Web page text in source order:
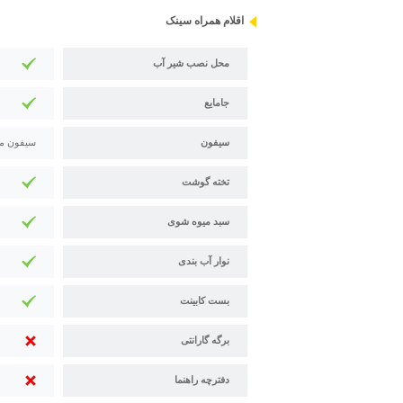
اقلام همراه سینک
محل نصب شیر آب
جامایع
سیفون سیفون
تخته گوشت
سبد میوه شوی
نوار آب بندی
بست کابینت
برگه گارانتی
دفترچه راهنما